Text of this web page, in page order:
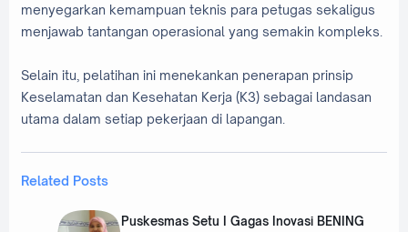
menyegarkan kemampuan teknis para petugas sekaligus
menjawab tantangan operasional yang semakin kompleks.
Selain itu, pelatihan ini menekankan penerapan prinsip
Keselamatan dan Kesehatan Kerja (K3) sebagai landasan
utama dalam setiap pekerjaan di lapangan.
Related Posts
Puskesmas Setu I Gagas Inovasi BENING